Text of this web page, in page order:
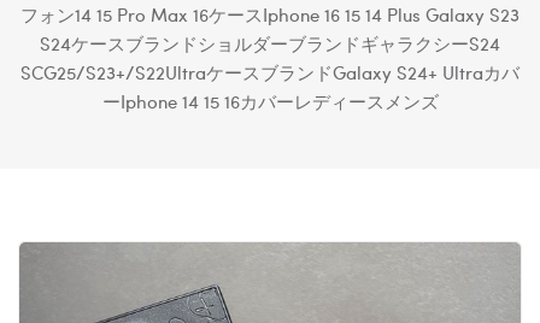
フォン14 15 Pro Max 16ケースiphone 16 15 14 Plus Galaxy S23
S24ケースブランドショルダーブランドギャラクシーs24
SCG25/S23+/S22Ultraケースブランドgalaxy S24+ Ultraカバ
ーiphone 14 15 16カバーレディースメンズ